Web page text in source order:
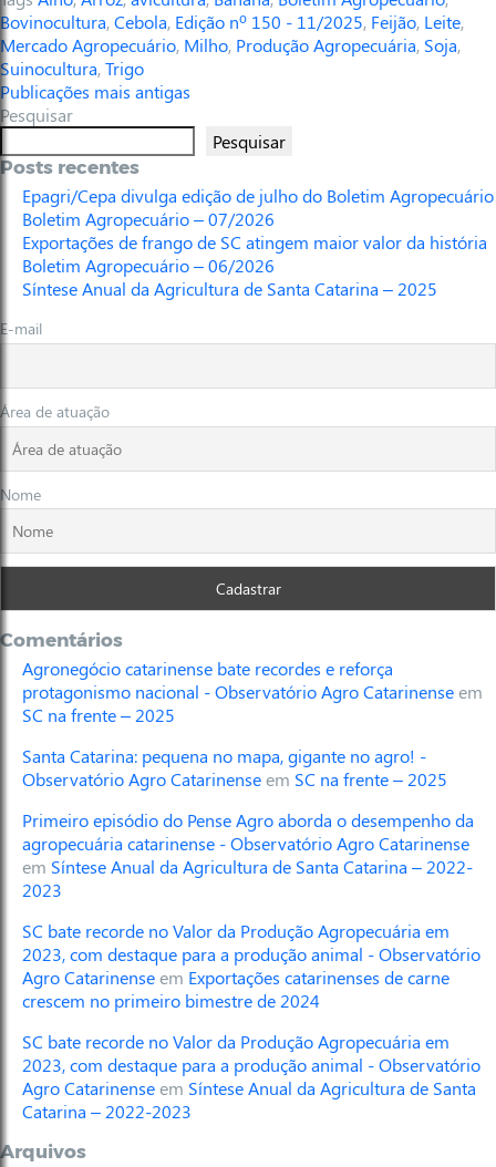
Bovinocultura,Cebola, Edição nº 150 - 11/2025, Feijão, Leite,
Mercado Agropecuário, Milho, Produção Agropecuária, Soja,
Suinocultura,Trigo
Publicações mais antigas
Pesquisar
Pesquisar
Posts recentes
Epagri/Cepa divulga edição de julho do Boletim Agropecuário
Boletim Agropecuário – 07/2026
Exportações de frango de SC atingem maior valor da história
Boletim Agropecuário – 06/2026
Síntese Anual da Agricultura de Santa Catarina – 2025
E-mail
Área de atuação
Nome
Comentários
Agronegócio catarinense bate recordes e reforça
protagonismo nacional - Observatório Agro Catarinenseem
SC na frente – 2025
Santa Catarina: pequena no mapa, gigante no agro! -
Observatório Agro Catarinenseem SC na frente – 2025
Primeiro episódio do Pense Agro aborda o desempenho da
agropecuária catarinense - Observatório Agro Catarinense
em Síntese Anual da Agricultura de Santa Catarina – 2022-
2023
SC bate recorde no Valor da Produção Agropecuária em
2023, com destaque para a produção animal - Observatório
Agro Catarinenseem Exportações catarinenses de carne
crescem no primeiro bimestre de 2024
SC bate recorde no Valor da Produção Agropecuária em
2023, com destaque para a produção animal - Observatório
Agro Catarinenseem Síntese Anual da Agricultura de Santa
Catarina – 2022-2023
Arquivos